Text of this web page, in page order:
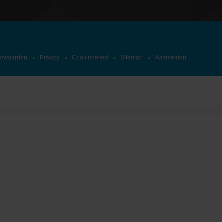
Privacy Cookiebeleid Sitemap Aanmelden